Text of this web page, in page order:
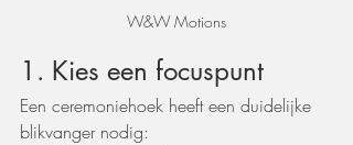
W&W Motions
1. Kies een focuspunt
Een ceremoniehoek heeft een duidelijke
blikvanger nodig: